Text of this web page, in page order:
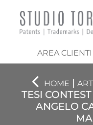
AREA CLIENTI
HOME |
TESI
ANGELO